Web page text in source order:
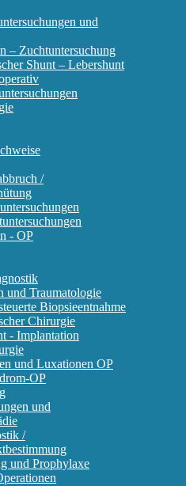
und
– Zuchtuntersuchung
Shunt – Lebershunt
/
- OP
und Traumatologie
Biopsieentnahme
Chirurgie
- Implantation
und Luxationen OP
OP
und
/
und Prophylaxe